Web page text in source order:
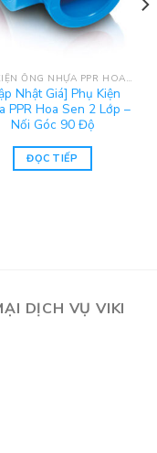
PHỤ KIỆN ỐNG NHỰA PPR HOA SEN
Nhật Giá] Phụ Kiện
PPR Hoa Sen 2 Lớp –
Nối Góc 90 Độ
ĐỌC TIẾP
DỊCH VỤ VIKI